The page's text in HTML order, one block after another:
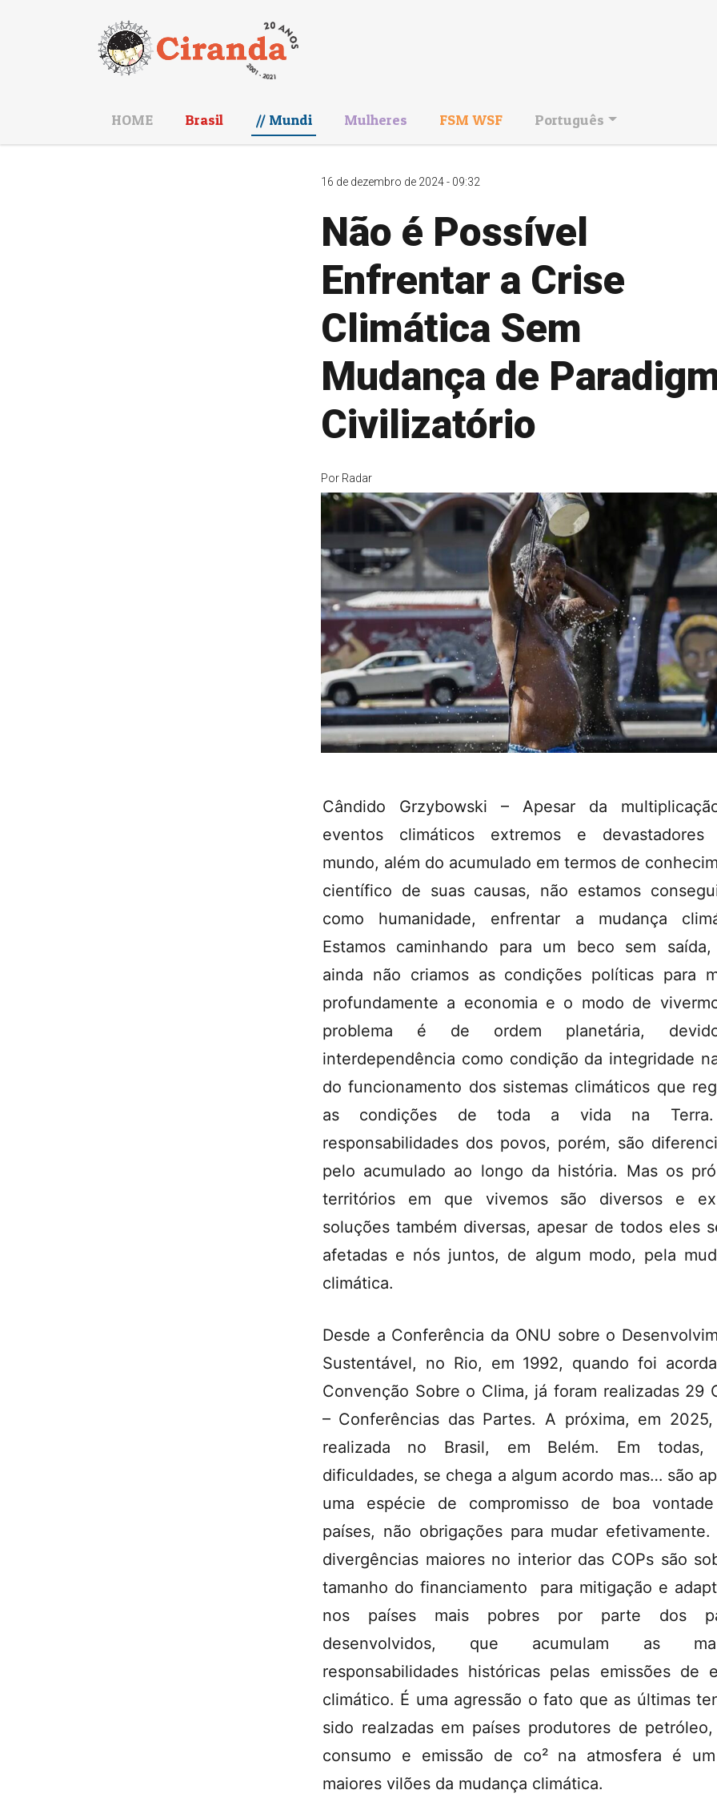
HOME Brasil Mundi Mulheres FSM WSF Português
16 de dezembro de 2024 - 09:32
Não é Possível
Enfrentar a Crise
Climática Sem
Mudança de
Civilizatório
Por Radar
Cândido Grzybowski – Apesar da
eventos climáticos extremos e devastadores
mundo, além do acumulado em termos de
científico de suas causas, não estamos
como humanidade, enfrentar a mudança
Estamos caminhando para um beco sem
ainda não criamos as condições políticas para
profundamente a economia e o modo de
problema é de ordem planetária,
interdependência como condição da integridade
do funcionamento dos sistemas climáticos que
as condições de toda a vida na
responsabilidades dos povos, porém, são
pelo acumulado ao longo da história. Mas os
territórios em que vivemos são diversos e
soluções também diversas, apesar de todos eles
afetadas e nós juntos, de algum modo, pela
climática.
Desde a Conferência da ONU sobre o
Sustentável, no Rio, em 1992, quando foi
Convenção Sobre o Clima, já foram realizadas 29
– Conferências das Partes. A próxima, em 2025,
realizada no Brasil, em Belém. Em todas,
dificuldades, se chega a algum acordo mas… são
uma espécie de compromisso de boa
países, não obrigações para mudar efetivamente.
divergências maiores no interior das COPs são
tamanho do financiamento para mitigação e
nos países mais pobres por parte dos
desenvolvidos, que acumulam as
responsabilidades históricas pelas emissões de
climático. É uma agressão o fato que as últimas
sido realzadas em países produtores de
consumo e emissão de co² na atmosfera é
maiores vilões da mudança climática.